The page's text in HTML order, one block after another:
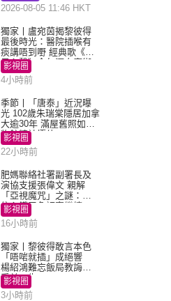
2026-08-05 11:46 HKT
獨家丨盧宛茵揭黎彼得
最後時光：醫院插喉有
痰講唔到嘢 經典歌《浪
子心聲》金句源自廟街
睇相佬
影視圈
4小時前
季節丨「唐泰」近況曝
光 102歲朱瑞棠隱居加拿
大逾30年 滿屋舊照如博
物館精神極佳
影視圈
22小時前
肥媽聯絡社署副署長及
演協支援張偉文 親解
「亞視魔咒」之謎：有
信心鐵三角評審繼續
影視圈
16小時前
獨家丨黎彼得敢言本色
「唔啱就插」成絕響
楊紹鴻難忘飯局教誨：
受益一生
影視圈
3小時前